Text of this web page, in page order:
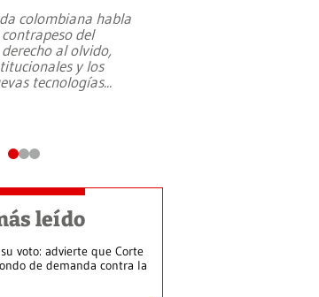
colombiana habla
del
al olvido,
y los
tecnologías...
leído
voto: advierte que Corte
de demanda contra la